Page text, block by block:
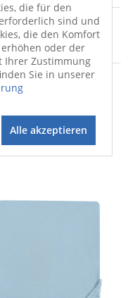
die für den
sind und
die den Komfort
oder der
Ihrer Zustimmung
Sie in unserer
Alle akzeptieren